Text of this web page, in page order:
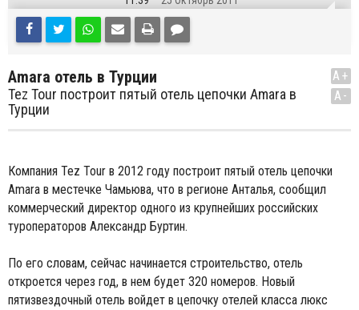
Amara отель в Турции
Tez Tour построит пятый отель цепочки Amara в
Турции
A+
A-
Компания Tez Tour в 2012 году построит пятый отель цепочки
Amara в местечке Чамьюва, что в регионе Анталья, сообщил
коммерческий директор одного из крупнейших российских
туроператоров Александр Буртин.
По его словам, сейчас начинается строительство, отель
откроется через год, в нем будет 320 номеров. Новый
пятизвездочный отель войдет в цепочку отелей класса люкс